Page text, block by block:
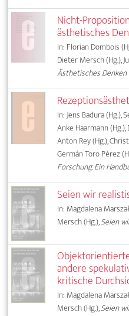
Nicht-
ästhetisches
In: Florian Dombois
Dieter Mersch (Hg.),
Ästhetisches Denken
In: Jens Badura (Hg.),
Anke Haarmann
Anton Rey (Hg.),
Germán Toro Pérez
Forschung. Ein
Seien wir
In: Magdalena
Mersch (Hg.),Seien
andere
kritische
In: Magdalena
Mersch (Hg.),Seien